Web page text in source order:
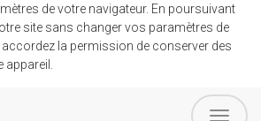
de votre navigateur. En poursuivant
site sans changer vos paramètres de
la permission de conserver des